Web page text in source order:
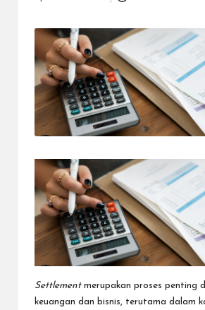
berbagai
metode
pembayaran
mengirim
dana
lebih
cepat,
lebih
mudah,
Settlement merupakan proses penting
keuangan dan bisnis, terutama dalam